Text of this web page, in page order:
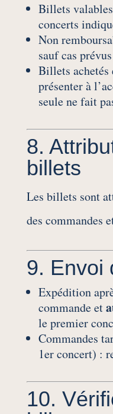
Billets
concerts
Non
sauf cas
Billets
présenter à
seule ne fait
8.
billets
Les billets sont
des commandes
9. Envoi
Expédition
commande et
le premier
Commandes
1er concert) :
10.